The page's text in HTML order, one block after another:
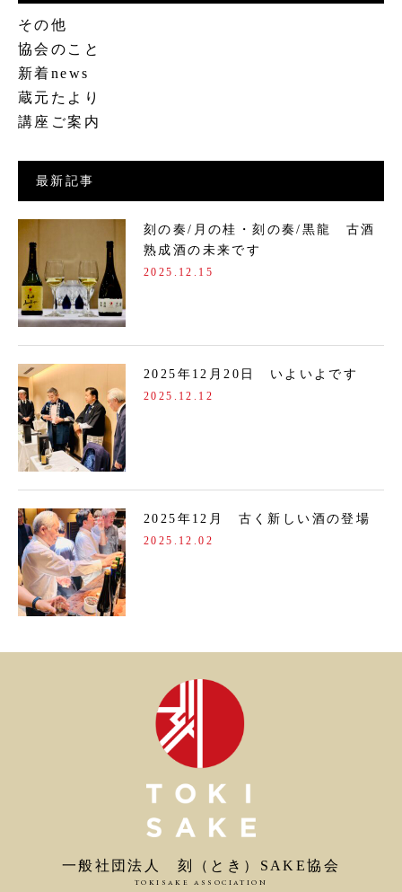
その他
協会のこと
新着news
蔵元たより
講座ご案内
最新記事
刻の奏/月の桂・刻の奏/黒龍 古酒
熟成酒の未来です
2025.12.15
2025年12月20日 いよいよです
2025.12.12
2025年12月 古く新しい酒の登場
2025.12.02
一般社団法人 刻（とき）SAKE協会
TOKISAKE ASSOCIATION